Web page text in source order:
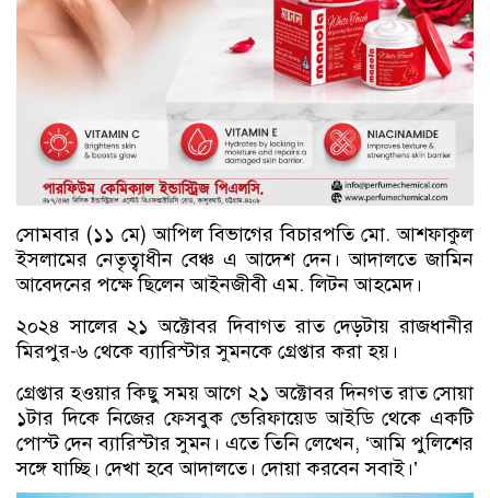
সোমবার (১১ মে) আপিল বিভাগের বিচারপতি মো. আশফাকুল
ইসলামের নেতৃত্বাধীন বেঞ্চ এ আদেশ দেন। আদালতে জামিন
আবেদনের পক্ষে ছিলেন আইনজীবী এম. লিটন আহমেদ।
২০২৪ সালের ২১ অক্টোবর দিবাগত রাত দেড়টায় রাজধানীর
মিরপুর-৬ থেকে ব্যারিস্টার সুমনকে গ্রেপ্তার করা হয়।
গ্রেপ্তার হওয়ার কিছু সময় আগে ২১ অক্টোবর দিনগত রাত সোয়া
১টার দিকে নিজের ফেসবুক ভেরিফায়েড আইডি থেকে একটি
পোস্ট দেন ব্যারিস্টার সুমন। এতে তিনি লেখেন, ‘আমি পুলিশের
সঙ্গে যাচ্ছি। দেখা হবে আদালতে। দোয়া করবেন সবাই।’